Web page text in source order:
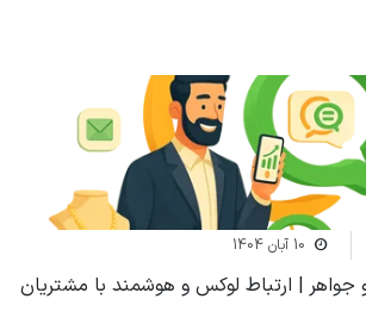
10 آبان 1404
جواهر | ارتباط لوکس و هوشمند با مشتریان